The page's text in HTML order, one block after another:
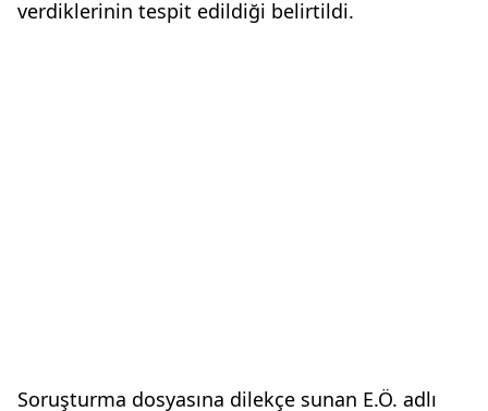
verdiklerinin tespit edildiği belirtildi.
Soruşturma dosyasına dilekçe sunan E.Ö. adlı